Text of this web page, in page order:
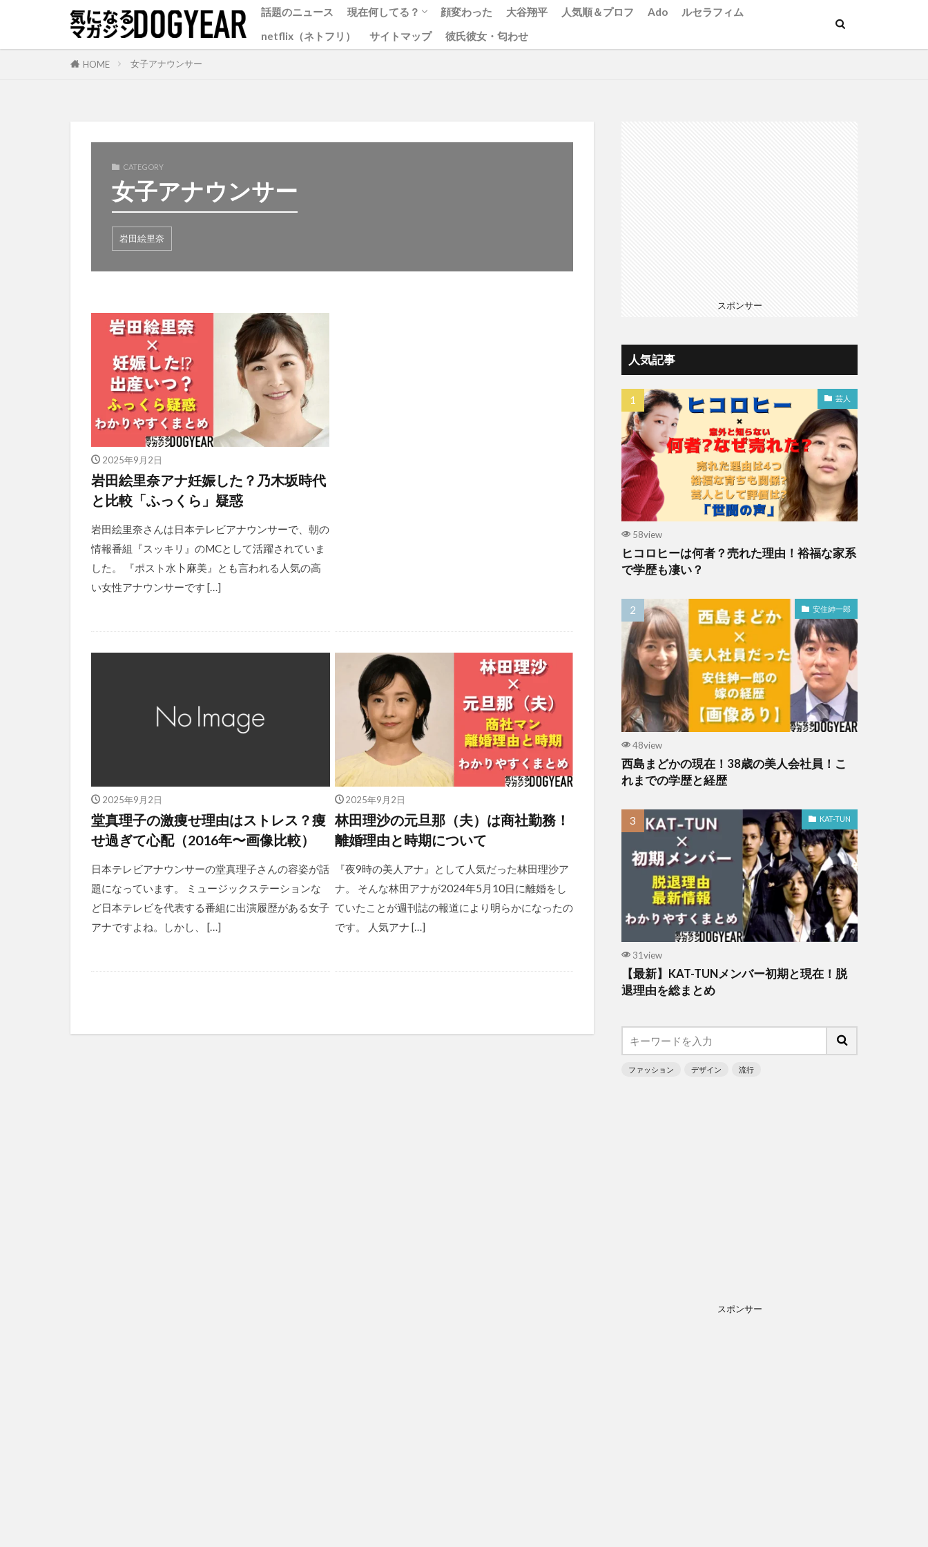
話題のニュース 現在何してる？
松本人志
ジャニーズ
顔変わった 大谷翔平 人気順＆プロフ Ado
ルセラフィム
netflix（ネトフリ）
サイトマップ 彼氏彼女・匂わせ
HOME 女子アナウンサー
CATEGORY
女子アナウンサー
岩田絵里奈
2025年9月2日
岩田絵里奈アナ妊娠した？乃木坂時代
と比較「ふっくら」疑惑
岩田絵里奈さんは日本テレビアナウンサーで、朝の
情報番組『スッキリ』のMCとして活躍されていま
した。 『ポスト水卜麻美』とも言われる人気の高
い女性アナウンサーです […]
2025年9月2日
堂真理子の激痩せ理由はストレス？痩
せ過ぎて心配（2016年〜画像比較）
日本テレビアナウンサーの堂真理子さんの容姿が話
題になっています。 ミュージックステーションな
ど日本テレビを代表する番組に出演履歴がある女子
アナですよね。しかし、 […]
2025年9月2日
林田理沙の元旦那（夫）は商社勤務！
離婚理由と時期について
『夜9時の美人アナ』として人気だった林田理沙ア
ナ。 そんな林田アナが2024年5月10日に離婚をし
ていたことが週刊誌の報道により明らかになったの
です。 人気アナ […]
スポンサー
人気記事
芸人
58view
ヒコロヒーは何者？売れた理由！裕福な家系
で学歴も凄い？
安住紳一郎
48view
西島まどかの現在！38歳の美人会社員！こ
れまでの学歴と経歴
KAT-TUN
31view
【最新】KAT-TUNメンバー初期と現在！脱
退理由を総まとめ
ファッション デザイン 流行
スポンサー